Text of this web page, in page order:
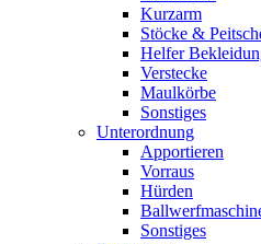
Kurzarm
Stöcke &
Helfer
Verstecke
Maulkörbe
Sonstiges
Unterordnung
Apportieren
Vorraus
Hürden
Sonstiges